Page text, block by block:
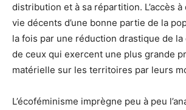
distribution et à sa répartition. L’accès
vie décents d’une bonne partie de la
la fois par une réduction drastique de la
de ceux qui exercent une plus grande
matérielle sur les territoires par leurs
L’écoféminisme imprègne peu à peu